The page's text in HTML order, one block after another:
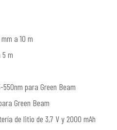
a 10 m
5 m
para Green Beam
Green Beam
de litio de 3,7 V y 2000 mAh